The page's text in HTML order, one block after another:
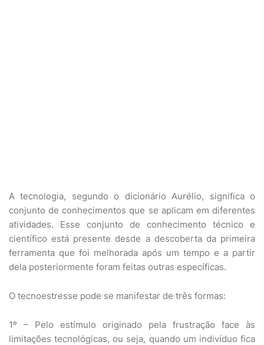
A tecnologia, segundo o dicionário Aurélio, significa o
conjunto de conhecimentos que se aplicam em diferentes
atividades. Esse conjunto de conhecimento técnico e
científico está presente desde a descoberta da primeira
ferramenta que foi melhorada após um tempo e a partir
dela posteriormente foram feitas outras específicas.
O tecnoestresse pode se manifestar de três formas:
1º – Pelo estímulo originado pela frustração face às
limitações tecnológicas, ou seja, quando um indivíduo fica